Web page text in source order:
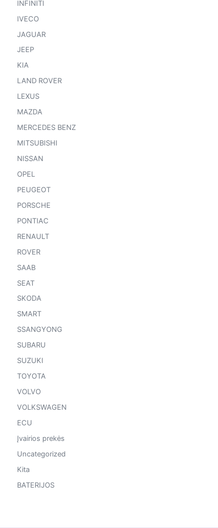
INFINITI
IVECO
JAGUAR
JEEP
KIA
LAND ROVER
LEXUS
MAZDA
MERCEDES BENZ
MITSUBISHI
NISSAN
OPEL
PEUGEOT
PORSCHE
PONTIAC
RENAULT
ROVER
SAAB
SEAT
SKODA
SMART
SSANGYONG
SUBARU
SUZUKI
TOYOTA
VOLVO
VOLKSWAGEN
ECU
Įvairios prekės
Uncategorized
Kita
BATERIJOS